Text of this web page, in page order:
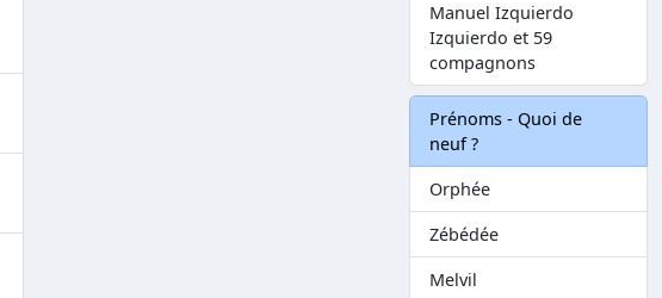
Manuel Izquierdo
Izquierdo et 59
compagnons
Prénoms - Quoi de
neuf ?
Orphée
Zébédée
Melvil